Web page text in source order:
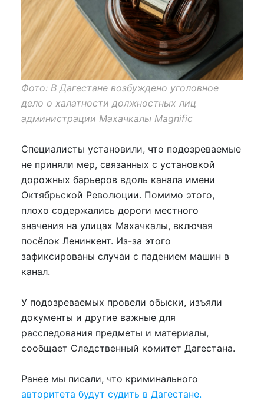
Фото: В Дагестане возбуждено уголовное
дело о халатности должностных лиц
администрации Махачкалы Magnific
Специалисты установили, что подозреваемые
не приняли мер, связанных с установкой
дорожных барьеров вдоль канала имени
Октябрьской Революции. Помимо этого,
плохо содержались дороги местного
значения на улицах Махачкалы, включая
посёлок Ленинкент. Из-за этого
зафиксированы случаи с падением машин в
канал.
У подозреваемых провели обыски, изъяли
документы и другие важные для
расследования предметы и материалы,
сообщает Следственный комитет Дагестана.
Ранее мы писали, что криминального
авторитета будут судить в Дагестане.